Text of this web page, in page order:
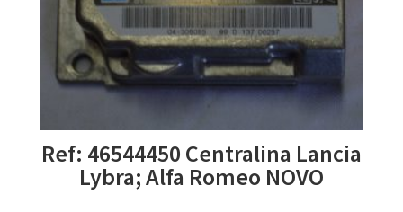
Ref: 46544450 Centralina Lancia
Lybra; Alfa Romeo NOVO